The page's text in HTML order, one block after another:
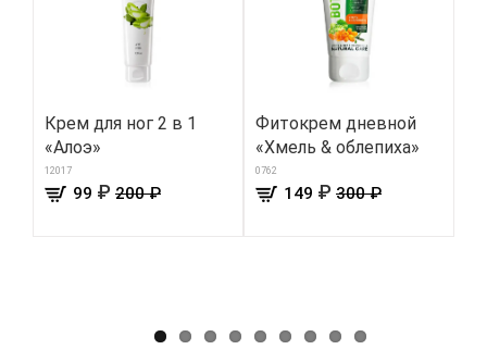
Крем для ног 2 в 1
«Алоэ»
12017
99 ₽ 200 ₽
Фитокрем дневной
«Хмель & облепиха»
0762
149 ₽ 300 ₽